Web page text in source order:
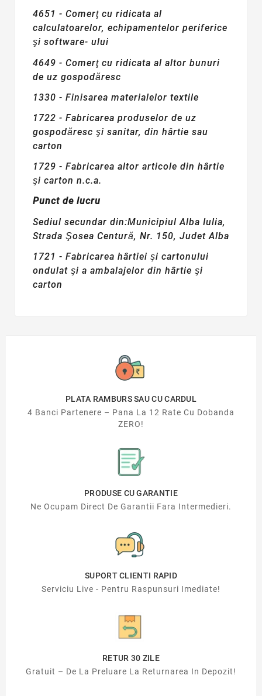
4651 - Comerţ cu ridicata al
calculatoarelor, echipamentelor periferice
şi software- ului
4649 - Comerţ cu ridicata al altor bunuri
de uz gospodăresc
1330 - Finisarea materialelor textile
1722 - Fabricarea produselor de uz
gospodăresc şi sanitar, din hârtie sau
carton
1729 - Fabricarea altor articole din hârtie
şi carton n.c.a.
Punct de lucru
Sediul secundar din:Municipiul Alba Iulia,
Strada Şosea Centură, Nr. 150, Judet Alba
1721 - Fabricarea hârtiei şi cartonului
ondulat şi a ambalajelor din hârtie şi
carton
PLATA RAMBURS SAU CU CARDUL
4 Banci Partenere – Pana La 12 Rate Cu Dobanda
ZERO!
PRODUSE CU GARANTIE
Ne Ocupam Direct De Garantii Fara Intermedieri.
SUPORT CLIENTI RAPID
Serviciu Live - Pentru Raspunsuri Imediate!
RETUR 30 ZILE
Gratuit – De La Preluare La Returnarea In Depozit!